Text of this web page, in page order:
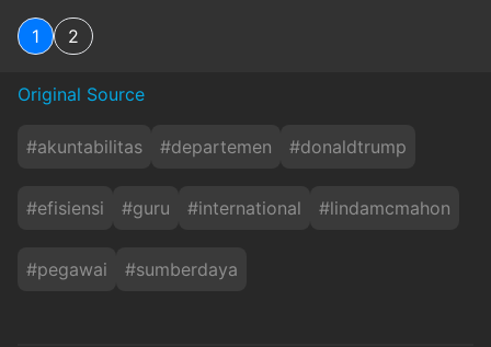
1 2
Original Source
#akuntabilitas #departemen #donaldtrump
#efisiensi #guru #international #lindamcmahon
#pegawai #sumberdaya